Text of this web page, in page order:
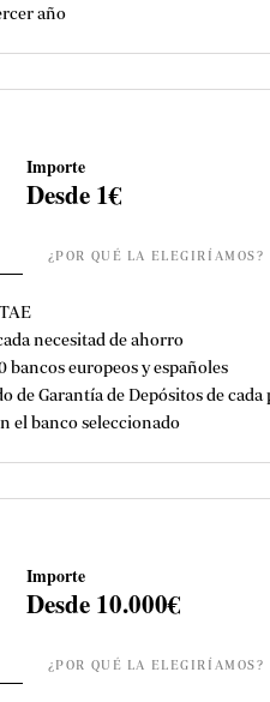
año
Importe
Desde 1€
¿POR QUÉ LA ELEGIRÍAMOS?
necesitad de ahorro
bancos europeos y españoles
de Garantía de Depósitos de cada
el banco seleccionado
Importe
Desde 10.000€
¿POR QUÉ LA ELEGIRÍAMOS?